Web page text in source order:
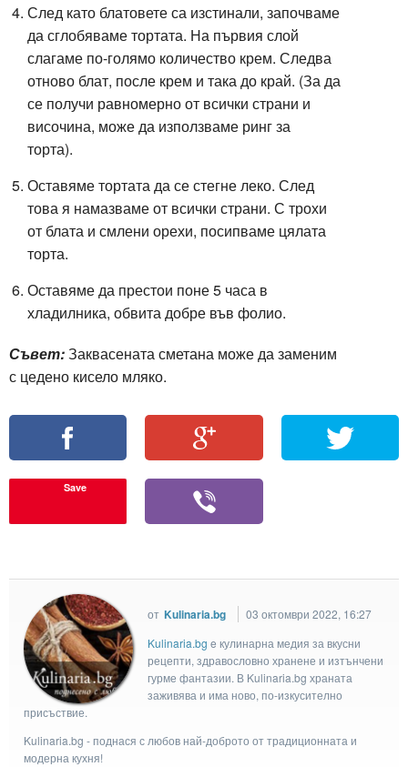
След като блатовете са изстинали, започваме
да сглобяваме тортата. На първия слой
слагаме по-голямо количество крем. Следва
отново блат, после крем и така до край. (За да
се получи равномерно от всички страни и
височина, може да използваме ринг за
торта).
Оставяме тортата да се стегне леко. След
това я намазваме от всички страни. С трохи
от блата и смлени орехи, посипваме цялата
торта.
Оставяме да престои поне 5 часа в
хладилника, обвита добре във фолио.
Съвет:Заквасената сметана може да заменим
с цедено кисело мляко.
Save
от Kulinaria.bg
03 октомври 2022, 16:27
Kulinaria.bg e кулинарна медия за вкусни
рецепти, здравословно хранене и изтънчени
гурме фантазии. В Kulinaria.bg храната
заживява и има ново, по-изкусително
присъствие.
Kulinaria.bg - поднася с любов най-доброто от традиционната и
модерна кухня!